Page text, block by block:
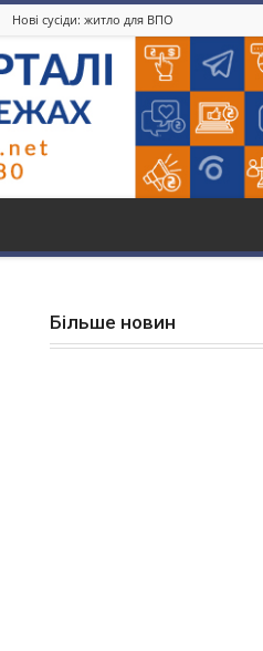
Нові сусіди: житло для ВПО
Більше новин